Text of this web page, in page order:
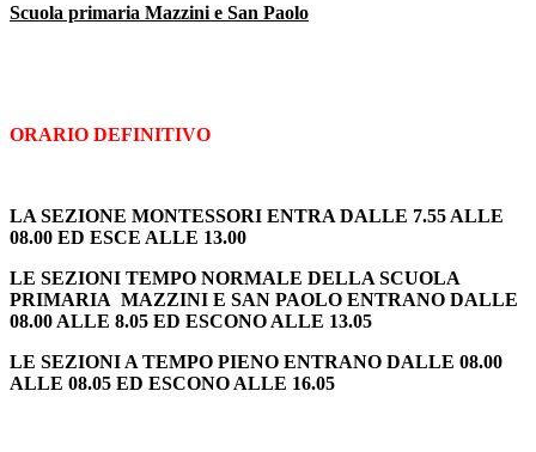
Scuola primaria Mazzini e San Paolo
ORARIO DEFINITIVO
LA SEZIONE MONTESSORI ENTRA DALLE 7.55 ALLE
08.00 ED ESCE ALLE 13.00
LE SEZIONI TEMPO NORMALE DELLA SCUOLA
PRIMARIA MAZZINI E SAN PAOLO ENTRANO DALLE
08.00 ALLE 8.05 ED ESCONO ALLE 13.05
LE SEZIONI A TEMPO PIENO ENTRANO DALLE 08.00
ALLE 08.05 ED ESCONO ALLE 16.05